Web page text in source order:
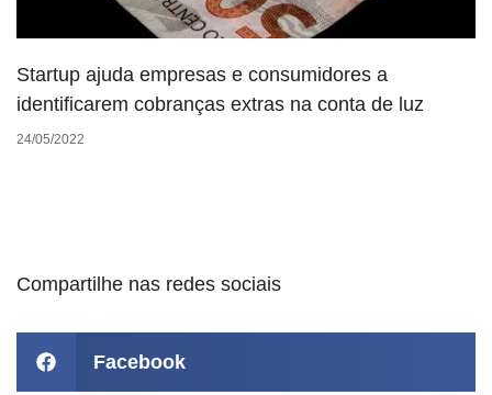
Startup ajuda empresas e consumidores a
identificarem cobranças extras na conta de luz
24/05/2022
Compartilhe nas redes sociais
Facebook